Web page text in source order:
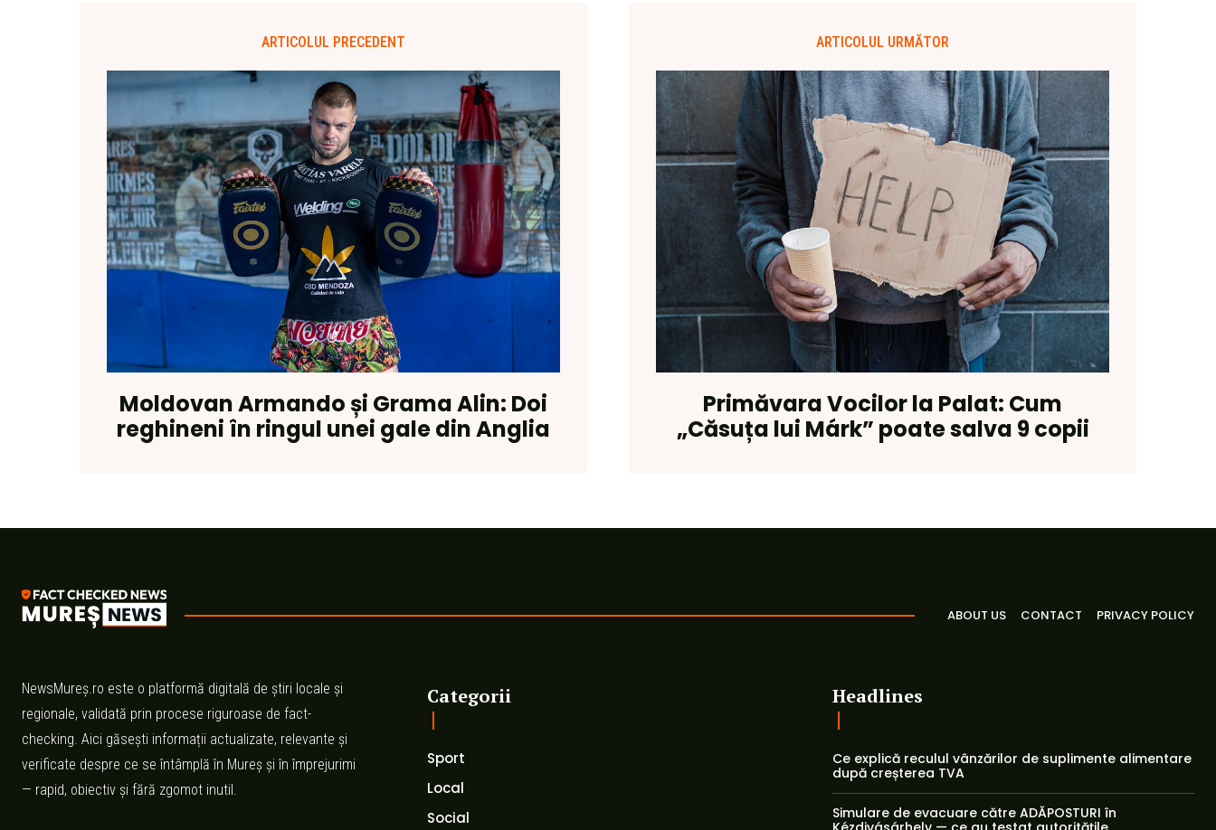
ARTICOLUL PRECEDENT
Moldovan Armando și Grama Alin: Doi
reghineni în ringul unei gale din Anglia
ARTICOLUL URMĂTOR
Primăvara Vocilor la Palat: Cum
„Căsuța lui Márk” poate salva 9 copii
ABOUT US CONTACT PRIVACY POLICY
NewsMureș.ro este o platformă digitală de știri locale și
regionale, validată prin procese riguroase de fact-
checking. Aici găsești informații actualizate, relevante și
verificate despre ce se întâmplă în Mureș și în împrejurimi
— rapid, obiectiv și fără zgomot inutil.
Categorii
Sport
Local
Social
Headlines
Ce explică reculul vânzărilor de suplimente alimentare
după creșterea TVA
Simulare de evacuare către ADĂPOSTURI în